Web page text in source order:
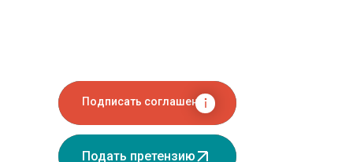
Подписать соглашение
Подать претензию